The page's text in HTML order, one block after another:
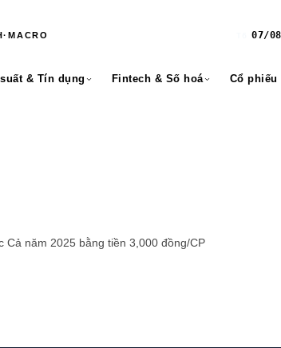
·MACRO 07/
& Tín dụng Fintech & Số hoá Cổ phiếu
Cả năm 2025 bằng tiền 3,000 đồng/CP